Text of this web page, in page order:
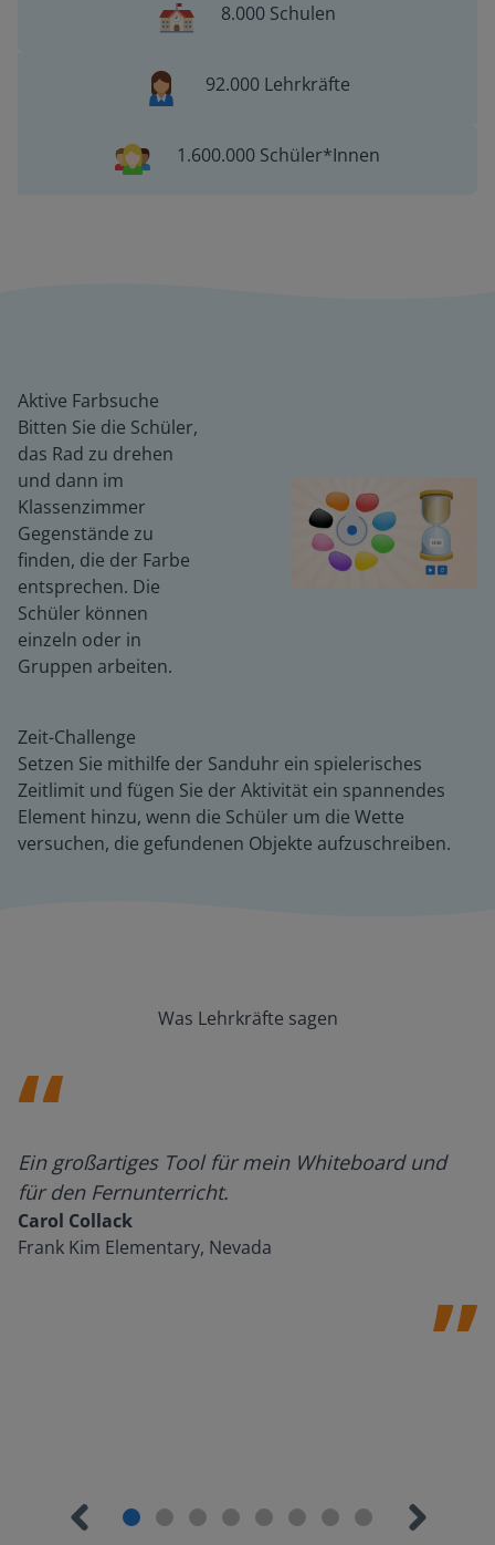
8.000 Schulen
92.000 Lehrkräfte
1.600.000 Schüler*Innen
Aktive Farbsuche
Bitten Sie die Schüler,
das Rad zu drehen
und dann im
Klassenzimmer
Gegenstände zu
finden, die der Farbe
entsprechen. Die
Schüler können
einzeln oder in
Gruppen arbeiten.
Zeit-Challenge
Setzen Sie mithilfe der Sanduhr ein spielerisches
Zeitlimit und fügen Sie der Aktivität ein spannendes
Element hinzu, wenn die Schüler um die Wette
versuchen, die gefundenen Objekte aufzuschreiben.
Was Lehrkräfte sagen
Ein großartiges Tool für mein Whiteboard und
für den Fernunterricht.
Carol Collack
Frank Kim Elementary, Nevada